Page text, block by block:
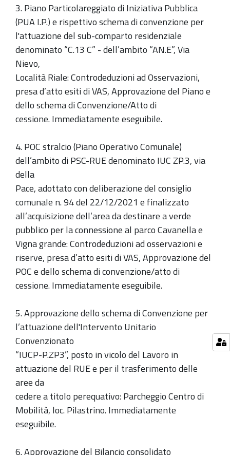
3. Piano Particolareggiato di Iniziativa Pubblica
(PUA I.P.) e rispettivo schema di convenzione per
l'attuazione del sub-comparto residenziale
denominato “C.13 C” - dell’ambito “AN.E”, Via
Nievo,
Località Riale: Controdeduzioni ad Osservazioni,
presa d’atto esiti di VAS, Approvazione del Piano e
dello schema di Convenzione/Atto di
cessione. Immediatamente eseguibile.
4. POC stralcio (Piano Operativo Comunale)
dell’ambito di PSC-RUE denominato IUC ZP.3, via
della
Pace, adottato con deliberazione del consiglio
comunale n. 94 del 22/12/2021 e finalizzato
all’acquisizione dell’area da destinare a verde
pubblico per la connessione al parco Cavanella e
Vigna grande: Controdeduzioni ad osservazioni e
riserve, presa d’atto esiti di VAS, Approvazione del
POC e dello schema di convenzione/atto di
cessione. Immediatamente eseguibile.
5. Approvazione dello schema di Convenzione per
l’attuazione dell'Intervento Unitario
Convenzionato
“IUCP-P.ZP3”, posto in vicolo del Lavoro in
attuazione del RUE e per il trasferimento delle
aree da
cedere a titolo perequativo: Parcheggio Centro di
Mobilità, loc. Pilastrino. Immediatamente
eseguibile.
6. Approvazione del Bilancio consolidato